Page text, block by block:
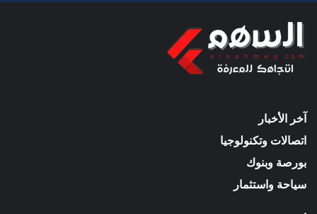
آخر الأخبار
اتصالات وتكنولوجيا
بورصة وبنوك
سياحة واستثمار